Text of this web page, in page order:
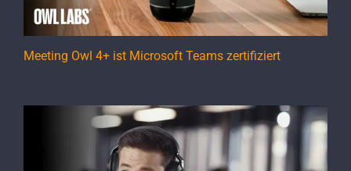
Meeting Owl 4+ ist Microsoft Teams zertifiziert